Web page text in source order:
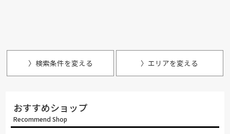
〉検索条件を変える 〉エリアを変える
おすすめショップ
Recommend Shop